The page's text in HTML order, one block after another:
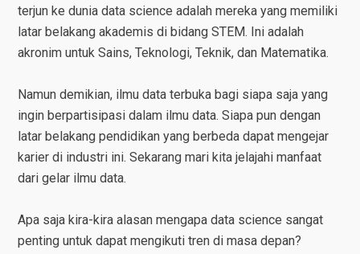
terjun ke dunia data science adalah mereka yang memiliki
latar belakang akademis di bidang STEM. Ini adalah
akronim untuk Sains, Teknologi, Teknik, dan Matematika.
Namun demikian, ilmu data terbuka bagi siapa saja yang
ingin berpartisipasi dalam ilmu data. Siapa pun dengan
latar belakang pendidikan yang berbeda dapat mengejar
karier di industri ini. Sekarang mari kita jelajahi manfaat
dari gelar ilmu data.
Apa saja kira-kira alasan mengapa data science sangat
penting untuk dapat mengikuti tren di masa depan?